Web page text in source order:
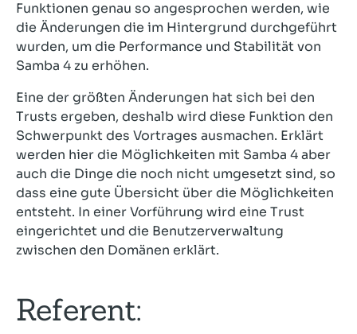
Funktionen genau so angesprochen werden, wie
die Änderungen die im Hintergrund durchgeführt
wurden, um die Performance und Stabilität von
Samba 4 zu erhöhen.
Eine der größten Änderungen hat sich bei den
Trusts ergeben, deshalb wird diese Funktion den
Schwerpunkt des Vortrages ausmachen. Erklärt
werden hier die Möglichkeiten mit Samba 4 aber
auch die Dinge die noch nicht umgesetzt sind, so
dass eine gute Übersicht über die Möglichkeiten
entsteht. In einer Vorführung wird eine Trust
eingerichtet und die Benutzerverwaltung
zwischen den Domänen erklärt.
Referent: